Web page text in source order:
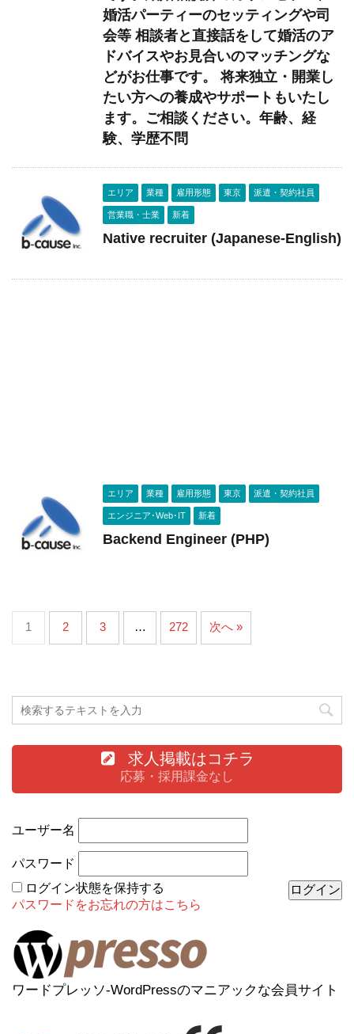
婚活パーティーのセッティングや司
会等 相談者と直接話をして婚活のア
ドバイスやお見合いのマッチングな
どがお仕事です。 将来独立・開業し
たい方への養成やサポートもいたし
ます。ご相談ください。年齢、経
験、学歴不問
エリア 業種 雇用形態 東京 派遣・契約社員
営業職・士業 新着
Native recruiter (Japanese-English)
エリア 業種 雇用形態 東京 派遣・契約社員
エンジニア･Web･IT 新着
Backend Engineer (PHP)
1 2 3 … 272 次へ »
求人掲載はコチラ
応募・採用課金なし
ユーザー名
パスワード
ログイン状態を保持する
パスワードをお忘れの方はこちら
ワードプレッソ-WordPressのマニアックな会員サイト